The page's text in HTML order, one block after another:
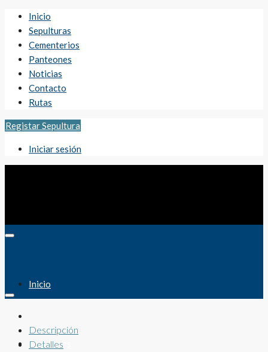
Inicio
Sepulturas
Cementerios
Panteones
Noticias
Contacto
Rutas
Registar Sepultura
Iniciar sesión
Inicio
Sepulturas
Descripción
Detalles